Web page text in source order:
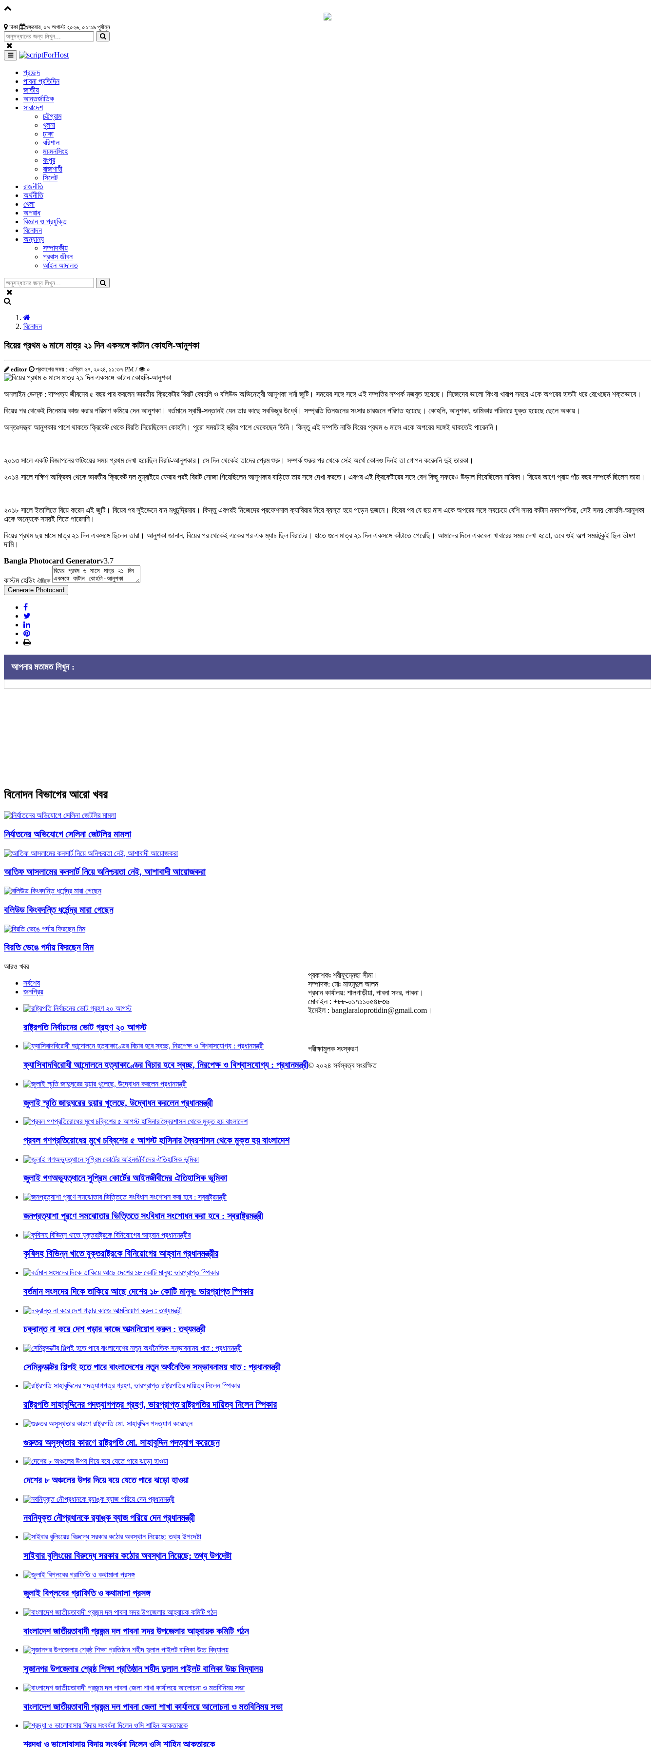
ঢাকা শুক্রবার, ০৭ অগাস্ট ২০২৬, ০১:১৯ পূর্বাহ্ন
প্রচ্ছদ
পাবনা প্রতিদিন
জাতীয়
আন্তর্জাতিক
সারাদেশ
চট্টগ্রাম
খুলনা
ঢাকা
বরিশাল
ময়মনসিংহ
রংপুর
রাজশাহী
সিলেট
রাজনীতি
অর্থনীতি
খেলা
অপরাধ
বিজ্ঞান ও প্রযুক্তি
বিনোদন
অন্যান্য
সম্পাদকীয়
প্রবাস জীবন
আইন আদালত
বিনোদন
বিয়ের প্রথম ৬ মাসে মাত্র ২১ দিন একসঙ্গে কাটান কোহলি-আনুশকা
editor প্রকাশের সময় : এপ্রিল ২৭, ২০২৪, ১১:৩৭ PM / ০
অনলাইন ডেস্ক : দাম্পত্য জীবনের ৫ বছর পার করলেন ভারতীয় ক্রিকেটার বিরাট কোহলি ও বলিউড অভিনেত্রী আনুশকা শর্মা জুটি। সময়ের সঙ্গে সঙ্গে এই দম্পতির সম্পর্ক মজবুত হয়েছে। নিজেদের ভালো কিংবা খারাপ সময়ে একে অপরের হাতটা ধরে রেখেছেন শক্তভাবে।
বিয়ের পর থেকেই সিনেমায় কাজ করার পরিমাণ কমিয়ে দেন আনুশকা। বর্তমানে স্বামী-সন্তানই যেন তার কাছে সবকিছুর উর্ধ্বে। সম্প্রতি তিনজনের সংসার চারজনে পরিণত হয়েছে। কোহলি, আনুশকা, ভামিকার পরিবারে যুক্ত হয়েছে ছেলে অকায়।
অন্তঃসত্ত্বা আনুশকার পাশে থাকতে ক্রিকেট থেকে বিরতি নিয়েছিলেন কোহলি। পুরো সময়টাই স্ত্রীর পাশে থেকেছেন তিনি। কিন্তু এই দম্পতি নাকি বিয়ের প্রথম ৬ মাসে একে অপরের সঙ্গেই থাকতেই পারেননি।
২০১৩ সালে একটি বিজ্ঞাপনের শুটিংয়ের সময় প্রথম দেখা হয়েছিল বিরাট-আনুশকার। সে দিন থেকেই তাদের প্রেম শুরু। সম্পর্ক শুরুর পর থেকে সেই অর্থে কোনও দিনই তা গোপন করেননি দুই তারকা।
২০১৪ সালে দক্ষিণ আফ্রিকা থেকে ভারতীয় ক্রিকেট দল মুম্বাইয়ে ফেরার পরই বিরাট সোজা গিয়েছিলেন আনুশকার বাড়িতে তার সঙ্গে দেখা করতে। এরপর এই ক্রিকেটারের সঙ্গে বেশ কিছু সফরেও উড়াল দিয়েছিলেন নায়িকা। বিয়ের আগে প্রায় পাঁচ বছর সম্পর্কে ছিলেন তারা।
২০১৮ সালে ইতালিতে বিয়ে করেন এই জুটি। বিয়ের পর সুইডেনে যান মধুচন্দ্রিমায়। কিন্তু এরপরই নিজেদের প্রফেশনাল ক্যারিয়ার নিয়ে ব্যস্ত হয়ে পড়েন দুজনে। বিয়ের পর যে ছয় মাস একে অপরের সঙ্গে সবচেয়ে বেশি সময় কাটান নবদম্পতিরা, সেই সময় কোহলি-আনুশকা
একে অন্যেকে সময়ই দিতে পারেননি।
বিয়ের প্রথম ছয় মাসে মাত্র ২১ দিন একসঙ্গে ছিলেন তারা। আনুশকা জানান, বিয়ের পর থেকেই একের পর এক ম্যাচ ছিল বিরাটের। হাতে গুনে মাত্র ২১ দিন একসঙ্গে কাঁটাতে পেরেছি। আমাদের দিনে একবেলা খাবারের সময় দেখা হতো, তবে ওই অল্প সময়টুকুই ছিল ভীষণ
দামি।
Bangla Photocard Generatorv3.7
কাস্টম হেডিং ঐচ্ছিক
Generate Photocard
আপনার মতামত লিখুন :
বিনোদন বিভাগের আরো খবর
নির্যাতনের অভিযোগে সেলিনা জেটলির মামলা
আতিফ আসলামের কনসার্ট নিয়ে অনিশ্চয়তা নেই, আশাবাদী আয়োজকরা
বলিউড কিংবদন্তি ধর্মেন্দ্র মারা গেছেন
বিরতি ভেঙে পর্দায় ফিরছেন মিম
আরও খবর
সর্বশেষ
জনপ্রিয়
রাষ্ট্রপতি নির্বাচনের ভোট গ্রহণ ২০ আগস্ট
ফ্যাসিবাদবিরোধী আন্দোলনে হত্যাকাণ্ডের বিচার হবে স্বচ্ছ, নিরপেক্ষ ও বিশ্বাসযোগ্য : প্রধানমন্ত্রী
জুলাই স্মৃতি জাদুঘরের দুয়ার খুলেছে, উদ্বোধন করলেন প্রধানমন্ত্রী
প্রবল গণপ্রতিরোধের মুখে চব্বিশের ৫ আগস্ট হাসিনার স্বৈরশাসন থেকে মুক্ত হয় বাংলাদেশ
জুলাই গণঅভ্যুত্থানে সুপ্রিম কোর্টের আইনজীবীদের ঐতিহাসিক ভূমিকা
জনপ্রত্যাশা পূরণে সমঝোতার ভিত্তিতে সংবিধান সংশোধন করা হবে : স্বরাষ্ট্রমন্ত্রী
কৃষিসহ বিভিন্ন খাতে যুক্তরাষ্ট্রকে বিনিয়োগের আহ্বান প্রধানমন্ত্রীর
বর্তমান সংসদের দিকে তাকিয়ে আছে দেশের ১৮ কোটি মানুষ: ভারপ্রাপ্ত স্পিকার
চক্রান্ত না করে দেশ গড়ার কাজে আত্মনিয়োগ করুন : তথ্যমন্ত্রী
সেমিকন্ডাক্টর শিল্পই হতে পারে বাংলাদেশের নতুন অর্থনৈতিক সম্ভাবনাময় খাত : প্রধানমন্ত্রী
রাষ্ট্রপতি সাহাবুদ্দিনের পদত্যাগপত্র গ্রহণ, ভারপ্রাপ্ত রাষ্ট্রপতির দায়িত্ব নিলেন স্পিকার
গুরুতর অসুস্থতার কারণে রাষ্ট্রপতি মো. সাহাবুদ্দিন পদত্যাগ করেছেন
দেশের ৮ অঞ্চলের উপর দিয়ে বয়ে যেতে পারে ঝড়ো হাওয়া
নবনিযুক্ত নৌপ্রধানকে র‌্যাঙ্ক ব্যাজ পরিয়ে দেন প্রধানমন্ত্রী
সাইবার বুলিংয়ের বিরুদ্ধে সরকার কঠোর অবস্থান নিয়েছে: তথ্য উপদেষ্টা
জুলাই বিপ্লবের গ্রাফিতি ও কথামালা প্রসঙ্গ
বাংলাদেশ জাতীয়তাবাদী প্রজন্ম দল পাবনা সদর উপজেলার আহ্বায়ক কমিটি গঠন
সুজানগর উপজেলার শ্রেষ্ঠ শিক্ষা প্রতিষ্ঠান শহীদ দুলাল পাইলট বালিকা উচ্চ বিদ্যালয়
বাংলাদেশ জাতীয়তাবাদী প্রজন্ম দল পাবনা জেলা শাখা কার্যালয়ে আলোচনা ও মতবিনিময় সভা
শ্রদ্ধা ও ভালোবাসায় বিদায় সংবর্ধনা দিলেন ওসি শাহিন আকতারকে
প্রকাশকঃ শরীফুন্নেছা সীমা।
সম্পাদক: মোঃ মাহমুদুল আলম
প্রধান কার্যালয়: শালগাড়ীয়া, পাবনা সদর, পাবনা।
মোবাইল : +৮৮-০১৭১১০৫৪৮৩৬
ইমেইল : banglaraloprotidin@gmail.com।
পরীক্ষামুলক সংস্করণ
© ২০২৪ সর্বস্বত্ব সংরক্ষিত